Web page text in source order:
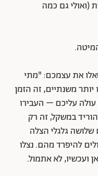
גדולות (ואולי גם כמה
את עצמכם: "מתי
משנתיים, זה הזמן
עליכם – העבירו
במשקל, זה רק
גלגלי הצלה
להיפרד מהם. נצלו
ועכשיו, לא אתמול.